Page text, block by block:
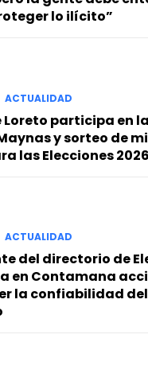
lo ilícito”
ACTUALIDAD
Loreto participa en
y sorteo de
las Elecciones 2026
ACTUALIDAD
del directorio de
en Contamana
la confiabilidad